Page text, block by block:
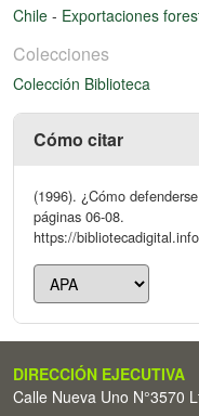
Chile - Exportaciones
Colecciones
Colección Biblioteca
Cómo citar
(1996). ¿Cómo
páginas 06-08.
https://
DIRECCIÓN EJECUTIVA
Calle Nueva Uno N°3570